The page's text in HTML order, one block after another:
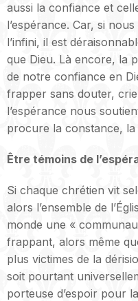
aussi la confiance et
l’espérance. Car, si
l’infini, il est
que Dieu. Là encore, la
de notre confiance en
frapper sans douter,
l’espérance nous
procure la constance,
Être témoins de
Si chaque chrétien vit
alors l’ensemble de
monde une «
frappant, alors même
plus victimes de la
soit pourtant
porteuse d’espoir pour